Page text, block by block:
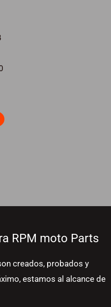
RPM moto Parts
creados, probados y
estamos al alcance de